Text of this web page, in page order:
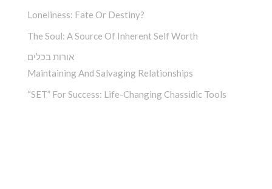
Loneliness: Fate Or Destiny?
The Soul: A Source Of Inherent Self Worth
אורות בכלים
Maintaining And Salvaging Relationships
“SET” For Success: Life-Changing Chassidic Tools